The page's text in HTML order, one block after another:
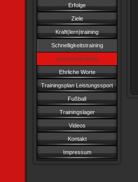
Erfolge
Ziele
Kraft(lern)training
Schnelligkeitstraining
Ausdauertraining
Ehrliche Worte
Trainingsplan Leistungssport
Fußball
Trainingslager
Videos
Kontakt
Impressum